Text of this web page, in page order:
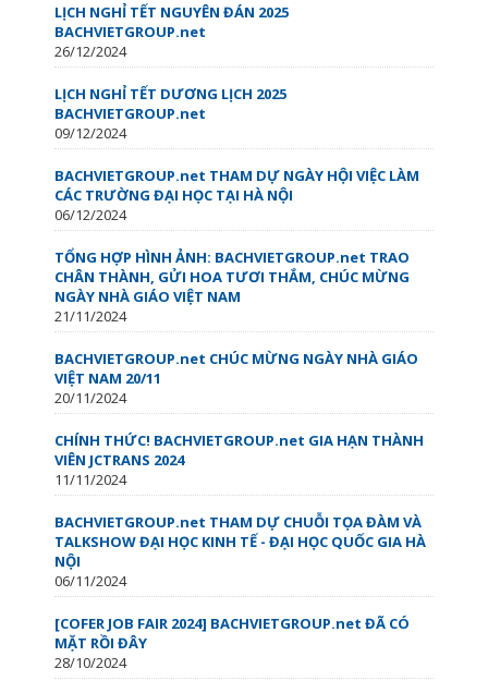
LỊCH NGHỈ TẾT NGUYÊN ĐÁN 2025
BACHVIETGROUP.net
26/12/2024
LỊCH NGHỈ TẾT DƯƠNG LỊCH 2025
BACHVIETGROUP.net
09/12/2024
BACHVIETGROUP.net THAM DỰ NGÀY HỘI VIỆC LÀM
CÁC TRƯỜNG ĐẠI HỌC TẠI HÀ NỘI
06/12/2024
TỔNG HỢP HÌNH ẢNH: BACHVIETGROUP.net TRAO
CHÂN THÀNH, GỬI HOA TƯƠI THẮM, CHÚC MỪNG
NGÀY NHÀ GIÁO VIỆT NAM
21/11/2024
BACHVIETGROUP.net CHÚC MỪNG NGÀY NHÀ GIÁO
VIỆT NAM 20/11
20/11/2024
CHÍNH THỨC! BACHVIETGROUP.net GIA HẠN THÀNH
VIÊN JCTRANS 2024
11/11/2024
BACHVIETGROUP.net THAM DỰ CHUỖI TỌA ĐÀM VÀ
TALKSHOW ĐẠI HỌC KINH TẾ - ĐẠI HỌC QUỐC GIA HÀ
NỘI
06/11/2024
[COFER JOB FAIR 2024] BACHVIETGROUP.net ĐÃ CÓ
MẶT RỒI ĐÂY
28/10/2024